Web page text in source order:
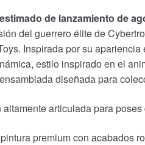
de lanzamiento de
del guerrero élite de
. Inspirada por su apariencia
estilo inspirado en el
diseñada para
articulada para
premium con acabados